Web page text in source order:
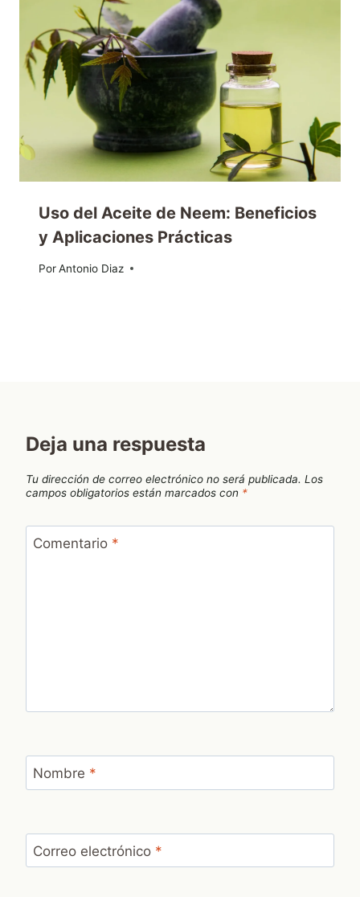
Uso del Aceite de Neem: Beneficios
y Aplicaciones Prácticas
PorAntonio Diaz
26/12/2024
Deja una respuesta
Tu dirección de correo electrónico no será publicada. Los
campos obligatorios están marcados con *
Comentario *
Nombre *
Correo electrónico *